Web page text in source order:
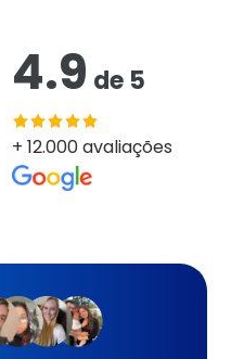
4.9 de 5
+ 12.000 avaliações